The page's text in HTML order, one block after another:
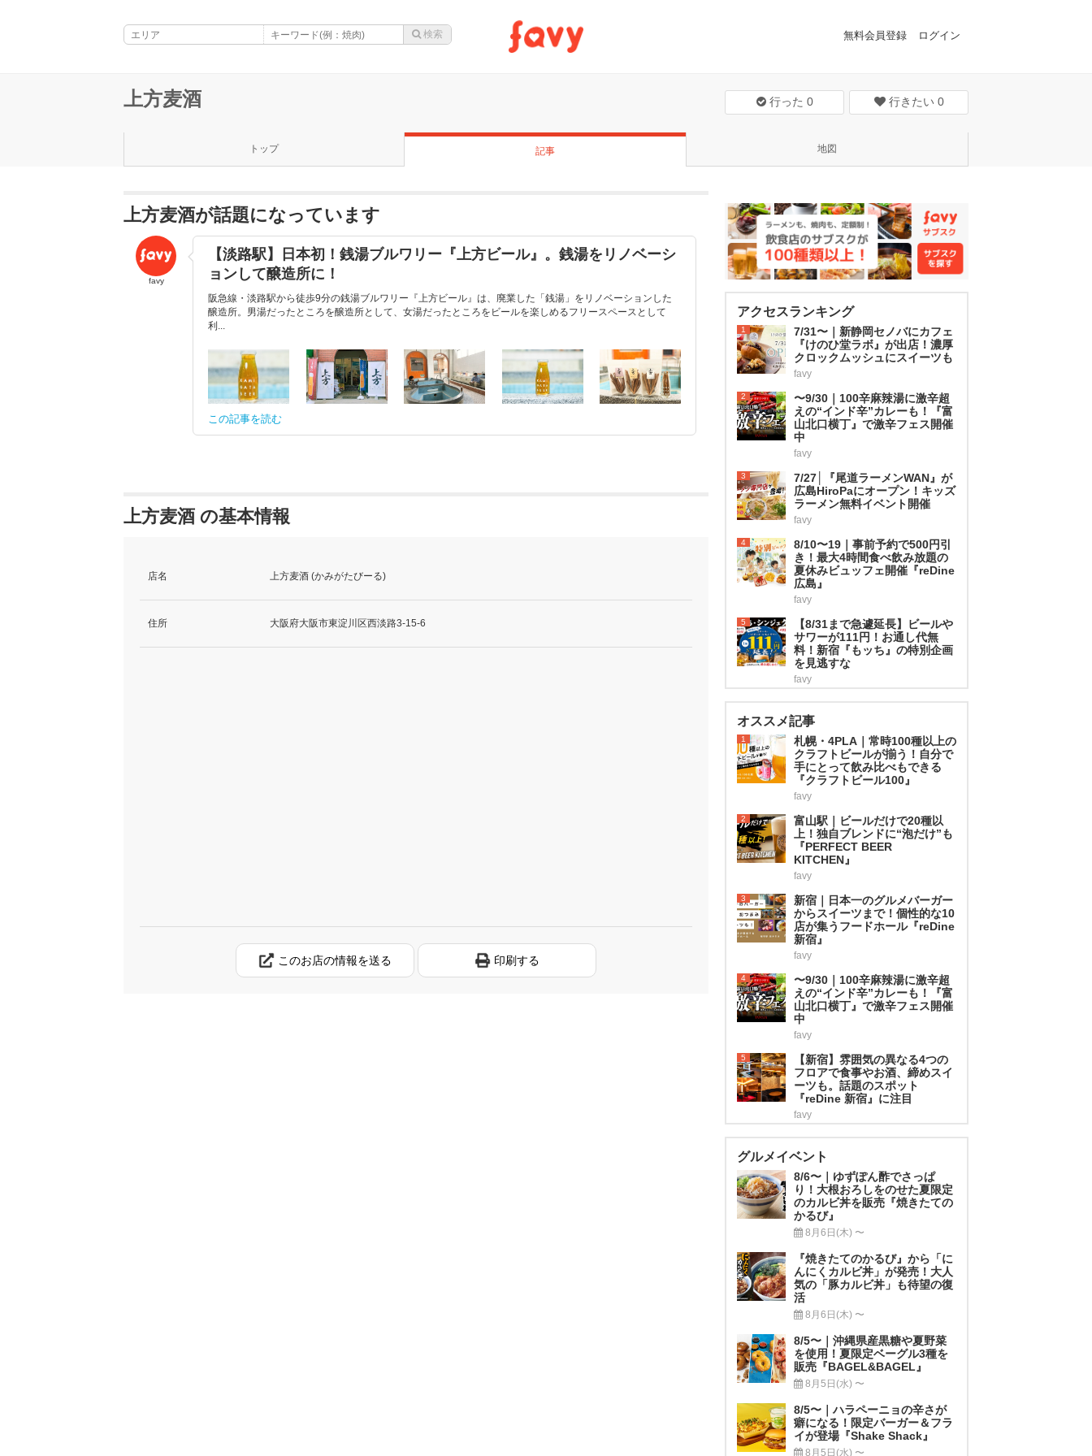
無料会員登録 ログイン
上方麦酒 行った 0 行きたい 0
トップ 記事 地図
上方麦酒が話題になっています
favy
【淡路駅】日本初！銭湯ブルワリー『上方ビール』。銭湯をリノベーシ
ョンして醸造所に！
阪急線・淡路駅から徒歩9分の銭湯ブルワリー『上方ビール』は、廃業した「銭湯」をリノベーションした
醸造所。男湯だったところを醸造所として、女湯だったところをビールを楽しめるフリースペースとして
利...
この記事を読む
上方麦酒 の基本情報
店名 上方麦酒 (かみがたびーる)
住所 大阪府大阪市東淀川区西淡路3-15-6
このお店の情報を送る 印刷する
アクセスランキング
1
7/31〜｜新静岡セノバにカフェ
『けのひ堂ラボ』が出店！濃厚
クロックムッシュにスイーツも
favy
2
〜9/30｜100辛麻辣湯に激辛超
えの“インド辛”カレーも！『富
山北口横丁』で激辛フェス開催
中
favy
3
7/27│『尾道ラーメンWAN』が
広島HiroPaにオープン！キッズ
ラーメン無料イベント開催
favy
4
8/10〜19｜事前予約で500円引
き！最大4時間食べ飲み放題の
夏休みビュッフェ開催『reDine
広島』
favy
5
【8/31まで急遽延長】ビールや
サワーが111円！お通し代無
料！新宿『もッち』の特別企画
を見逃すな
favy
オススメ記事
1
札幌・4PLA｜常時100種以上の
クラフトビールが揃う！自分で
手にとって飲み比べもできる
『クラフトビール100』
favy
2
富山駅｜ビールだけで20種以
上！独自ブレンドに“泡だけ”も
『PERFECT BEER
KITCHEN』
favy
3
新宿｜日本一のグルメバーガー
からスイーツまで！個性的な10
店が集うフードホール『reDine
新宿』
favy
4
〜9/30｜100辛麻辣湯に激辛超
えの“インド辛”カレーも！『富
山北口横丁』で激辛フェス開催
中
favy
5
【新宿】雰囲気の異なる4つの
フロアで食事やお酒、締めスイ
ーツも。話題のスポット
『reDine 新宿』に注目
favy
グルメイベント
8/6〜｜ゆずぽん酢でさっぱ
り！大根おろしをのせた夏限定
のカルビ丼を販売『焼きたての
かるび』
8月6日(木) 〜
『焼きたてのかるび』から「に
んにくカルビ丼」が発売！大人
気の「豚カルビ丼」も待望の復
活
8月6日(木) 〜
8/5〜｜沖縄県産黒糖や夏野菜
を使用！夏限定ベーグル3種を
販売『BAGEL&BAGEL』
8月5日(水) 〜
8/5〜｜ハラペーニョの辛さが
癖になる！限定バーガー＆フラ
イが登場『Shake Shack』
8月5日(水) 〜